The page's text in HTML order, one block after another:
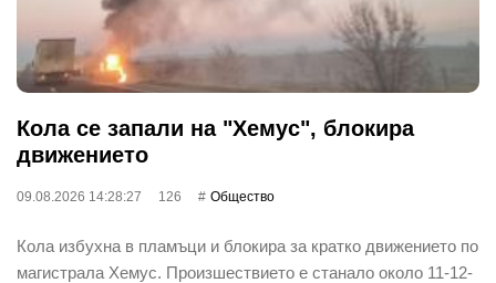
Кола се запали на "Хемус", блокира
движението
09.08.2026 14:28:27 126 Общество
Кола избухна в пламъци и блокира за кратко движението по
магистрала Хемус. Произшествието е станало около 11-12-